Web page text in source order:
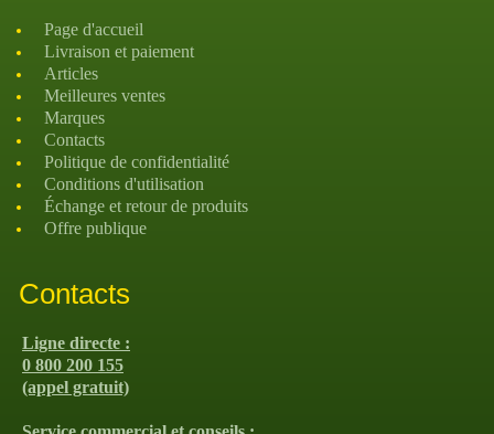
Page d'accueil
Livraison et paiement
Articles
Meilleures ventes
Marques
Contacts
Politique de confidentialité
Conditions d'utilisation
Échange et retour de produits
Offre publique
Contacts
Ligne directe :
0 800 200 155
(appel gratuit)